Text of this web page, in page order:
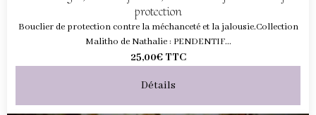
protection
Bouclier de protection contre la méchanceté et la jalousie.Collection
Malitho de Nathalie : PENDENTIF...
25,00€ TTC
Détails